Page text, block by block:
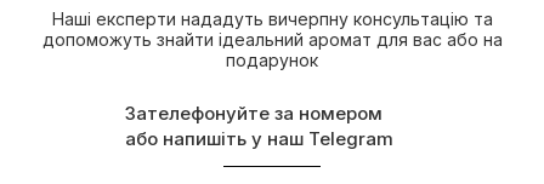
Наші експерти нададуть вичерпну консультацію та
допоможуть знайти ідеальний аромат для вас або на
подарунок
Зателефонуйте за номером
або напишіть у наш Telegram